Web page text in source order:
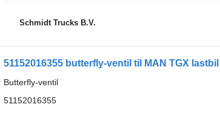
Schmidt Trucks B.V.
51152016355 butterfly-ventil til MAN TGX lastbil
Butterfly-ventil
51152016355